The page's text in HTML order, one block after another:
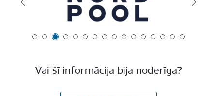
Vai šī informācija bija noderīga?